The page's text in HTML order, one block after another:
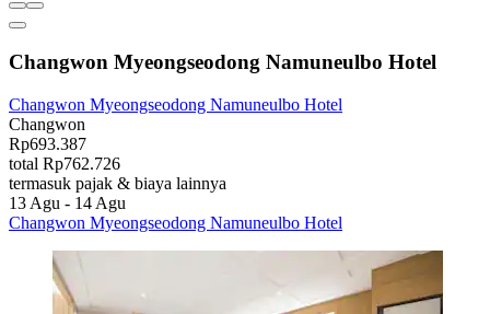
Changwon Myeongseodong Namuneulbo Hotel
Changwon Myeongseodong Namuneulbo Hotel
Changwon
Rp693.387
total Rp762.726
termasuk pajak & biaya lainnya
13 Agu - 14 Agu
Changwon Myeongseodong Namuneulbo Hotel